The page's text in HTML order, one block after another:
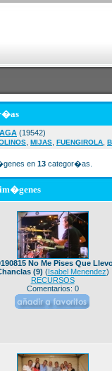
(19542)
MIJAS FUENGIROLA
en 13 categor�as.
No Me Pises Que
(9) (Isabel Menendez)
RECURSOS
Comentarios: 0